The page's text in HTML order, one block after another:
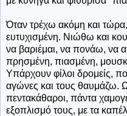
Όταν τρέχω ακόμη και
ευτυχισμένη. Νιώθω και
να βαριέμαι, να πονάω, να
πρησμένη, πιασμένη,
Υπάρχουν φίλοι δρομείς,
αγώνες και τους θαυμάζω.
πεντακάθαροι, πάντα
εξοπλισμό τους, με τα